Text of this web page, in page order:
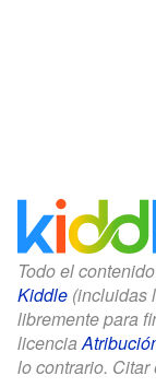
Todo el
Kiddle (incluidas
libremente para
licencia
lo contrario. Citar